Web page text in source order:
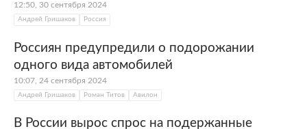
12:50, 30 сентября 2024
Андрей Гришаков Россия
Россиян предупредили о подорожании
одного вида автомобилей
10:07, 24 сентября 2024
Андрей Гришаков Роман Титов Авилон
В России вырос спрос на подержанные